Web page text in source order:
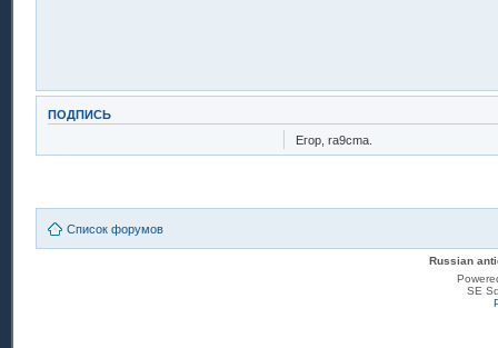
ПОДПИСЬ
Егор, ra9cma.
Список форумов
Russian
SE